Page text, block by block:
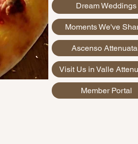
Dream Weddings
Moments We've
Ascenso
Visit Us in Valle
Member Portal